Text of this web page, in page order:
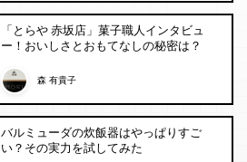
「とらや 赤坂店」菓子職人インタビュ
ー！おいしさとおもてなしの秘密は？
森 有貴子
バルミューダの炊飯器はやっぱりすご
い？その実力を試してみた